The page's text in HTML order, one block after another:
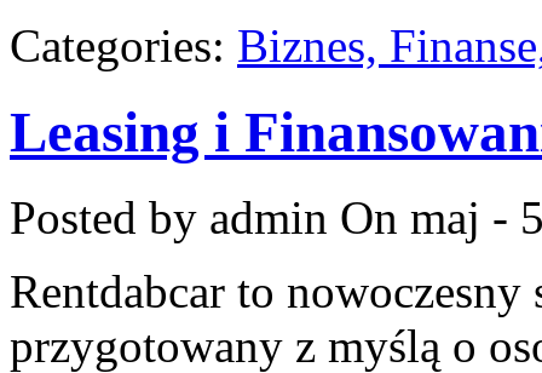
Categories: Biznes,
Leasing i
Posted by admin On maj -
Rentdabcar to
przygotowany z myślą o